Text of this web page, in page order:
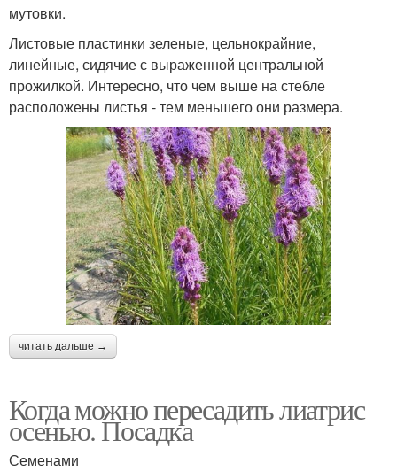
мутовки.
Листовые пластинки зеленые, цельнокрайние,
линейные, сидячие с выраженной центральной
прожилкой. Интересно, что чем выше на стебле
расположены листья - тем меньшего они размера.
читать дальше →
Когда можно пересадить лиатрис
осенью. Посадка
Семенами